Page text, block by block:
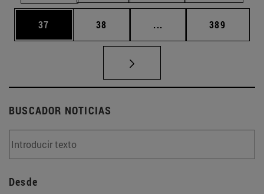
Página
37 Página
38 ... Páginas intermedias
Página
389
BUSCADOR NOTICIAS
Desde